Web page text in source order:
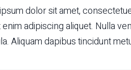
dolor sit amet,
adipiscing aliquet. Nulla
Aliquam dapibus tincidunt